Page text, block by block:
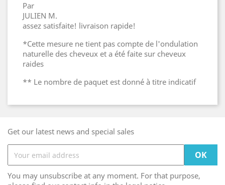
Par
JULIEN M.
assez satisfaite! livraison rapide!
*Cette mesure ne tient pas compte de l'ondulation
naturelle des cheveux et a été faite sur cheveux
raides
** Le nombre de paquet est donné à titre indicatif
Get our latest news and special sales
You may unsubscribe at any moment. For that purpose,